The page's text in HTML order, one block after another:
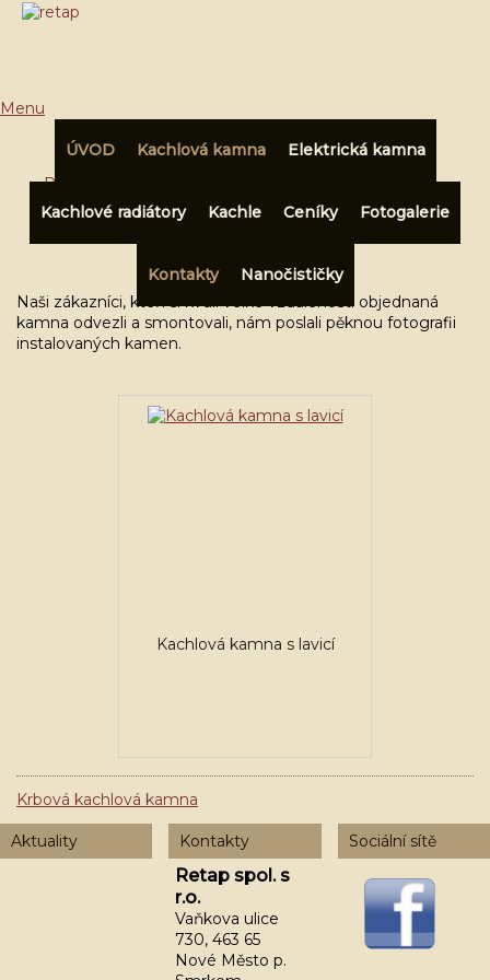
Menu
ÚVOD Kachlová kamna Elektrická kamna
Kachlové radiátory Kachle Ceníky Fotogalerie
Kontakty Nanočističky
Přihlásit
V košíku: 0,00 Kč
Kachlová kamna s lavicí a
Naši zákazníci, kteří si kvůli velké vzdálenosti objednaná
kamna odvezli a smontovali, nám poslali pěknou fotografii
instalovaných kamen.
Kachlová kamna s lavicí
Krbová kachlová kamna
Aktuality Kontakty
Retap spol. s
r.o.
Vaňkova ulice
730, 463 65
Nové Město p.
Sociální sítě